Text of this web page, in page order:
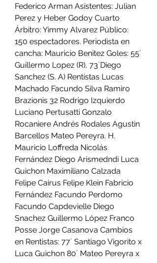
Federico Arman Asistentes: Julian
Perez y Heber Godoy Cuarto
Árbitro: Yimmy Alvarez Público:
150 espectadores. Periodista en
cancha: Mauricio Benitez Goles: 55´
Guillermo Lopez (R), 73´Diego
Sanchez (S. A) Rentistas Lucas
Machado Facundo Silva Ramiro
Brazionis 32 Rodrigo Izquierdo
Luciano Pertusatti Gonzalo
Rocaniere Andrés Rodales Agustin
Barcellos Mateo Pereyra. H.
Mauricio Loffreda Nicolás
Fernández Diego Arismedndi Luca
Guichon Maximiliano Calzada
Felipe Cairus Felipe Klein Fabricio
Fernández Facundo Perdomo
Facundo Capdevielle Diego
Snachez Guillermo López Franco
Posse Jorge Casanova Cambios
en Rentistas: 77´ Santiago Vigorito x
Luca Guichon 80´ Mateo Pereyra x